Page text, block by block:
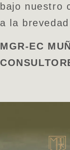
bajo nuestro
a la
MGR-EC